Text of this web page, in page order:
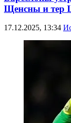
Щенсны и тер
17.12.2025, 13:34